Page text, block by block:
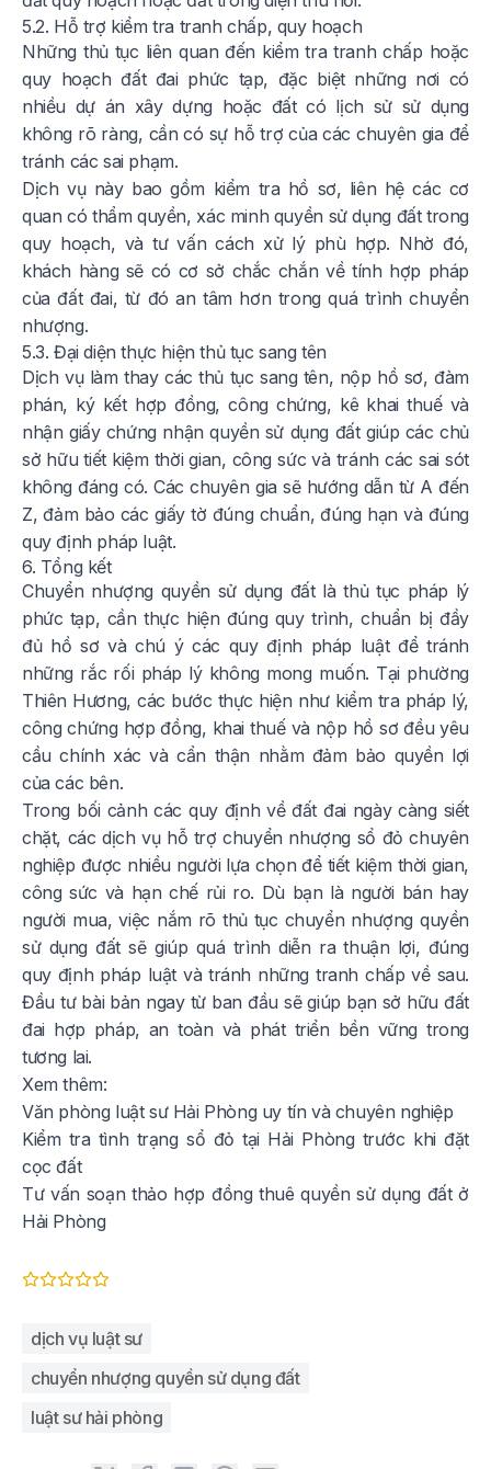
5.2. Hỗ trợ kiểm tra tranh chấp, quy hoạch
Những thủ tục liên quan đến kiểm tra tranh chấp hoặc
quy hoạch đất đai phức tạp, đặc biệt những nơi có
nhiều dự án xây dựng hoặc đất có lịch sử sử dụng
không rõ ràng, cần có sự hỗ trợ của các chuyên gia để
tránh các sai phạm.
Dịch vụ này bao gồm kiểm tra hồ sơ, liên hệ các cơ
quan có thẩm quyền, xác minh quyền sử dụng đất trong
quy hoạch, và tư vấn cách xử lý phù hợp. Nhờ đó,
khách hàng sẽ có cơ sở chắc chắn về tính hợp pháp
của đất đai, từ đó an tâm hơn trong quá trình chuyển
nhượng.
5.3. Đại diện thực hiện thủ tục sang tên
Dịch vụ làm thay các thủ tục sang tên, nộp hồ sơ, đàm
phán, ký kết hợp đồng, công chứng, kê khai thuế và
nhận giấy chứng nhận quyền sử dụng đất giúp các chủ
sở hữu tiết kiệm thời gian, công sức và tránh các sai sót
không đáng có. Các chuyên gia sẽ hướng dẫn từ A đến
Z, đảm bảo các giấy tờ đúng chuẩn, đúng hạn và đúng
quy định pháp luật.
6. Tổng kết
Chuyển nhượng quyền sử dụng đất là thủ tục pháp lý
phức tạp, cần thực hiện đúng quy trình, chuẩn bị đầy
đủ hồ sơ và chú ý các quy định pháp luật để tránh
những rắc rối pháp lý không mong muốn. Tại phường
Thiên Hương, các bước thực hiện như kiểm tra pháp lý,
công chứng hợp đồng, khai thuế và nộp hồ sơ đều yêu
cầu chính xác và cẩn thận nhằm đảm bảo quyền lợi
của các bên.
Trong bối cảnh các quy định về đất đai ngày càng siết
chặt, các dịch vụ hỗ trợ chuyển nhượng sổ đỏ chuyên
nghiệp được nhiều người lựa chọn để tiết kiệm thời gian,
công sức và hạn chế rủi ro. Dù bạn là người bán hay
người mua, việc nắm rõ thủ tục chuyển nhượng quyền
sử dụng đất sẽ giúp quá trình diễn ra thuận lợi, đúng
quy định pháp luật và tránh những tranh chấp về sau.
Đầu tư bài bản ngay từ ban đầu sẽ giúp bạn sở hữu đất
đai hợp pháp, an toàn và phát triển bền vững trong
tương lai.
Xem thêm:
Văn phòng luật sư Hải Phòng uy tín và chuyên nghiệp
Kiểm tra tình trạng sổ đỏ tại Hải Phòng trước khi đặt
cọc đất
Tư vấn soạn thảo hợp đồng thuê quyền sử dụng đất ở
Hải Phòng
dịch vụ luật sư
chuyển nhượng quyền sử dụng đất
luật sư hải phòng